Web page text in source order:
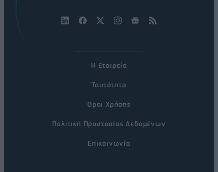
Η Εταιρεία
Ταυτότητα
Όροι Χρήσης
Πολιτική Προστασίας Δεδομένων
Επικοινωνία